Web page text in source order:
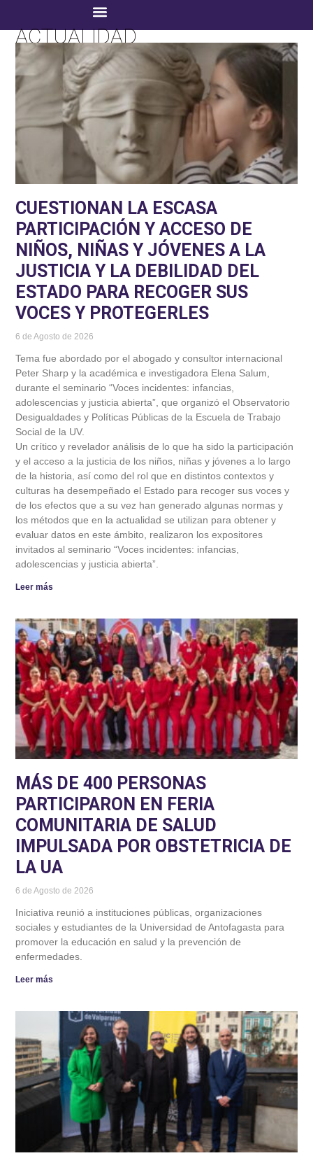
ACTUALIDAD
CUESTIONAN LA ESCASA
PARTICIPACIÓN Y ACCESO DE
NIÑOS, NIÑAS Y JÓVENES A LA
JUSTICIA Y LA DEBILIDAD DEL
ESTADO PARA RECOGER SUS
VOCES Y PROTEGERLES
6 de Agosto de 2026
Tema fue abordado por el abogado y consultor internacional
Peter Sharp y la académica e investigadora Elena Salum,
durante el seminario “Voces incidentes: infancias,
adolescencias y justicia abierta”, que organizó el Observatorio
Desigualdades y Políticas Públicas de la Escuela de Trabajo
Social de la UV.
Un crítico y revelador análisis de lo que ha sido la participación
y el acceso a la justicia de los niños, niñas y jóvenes a lo largo
de la historia, así como del rol que en distintos contextos y
culturas ha desempeñado el Estado para recoger sus voces y
de los efectos que a su vez han generado algunas normas y
los métodos que en la actualidad se utilizan para obtener y
evaluar datos en este ámbito, realizaron los expositores
invitados al seminario “Voces incidentes: infancias,
adolescencias y justicia abierta”.
Leer más
MÁS DE 400 PERSONAS
PARTICIPARON EN FERIA
COMUNITARIA DE SALUD
IMPULSADA POR OBSTETRICIA DE
LA UA
6 de Agosto de 2026
Iniciativa reunió a instituciones públicas, organizaciones
sociales y estudiantes de la Universidad de Antofagasta para
promover la educación en salud y la prevención de
enfermedades.
Leer más